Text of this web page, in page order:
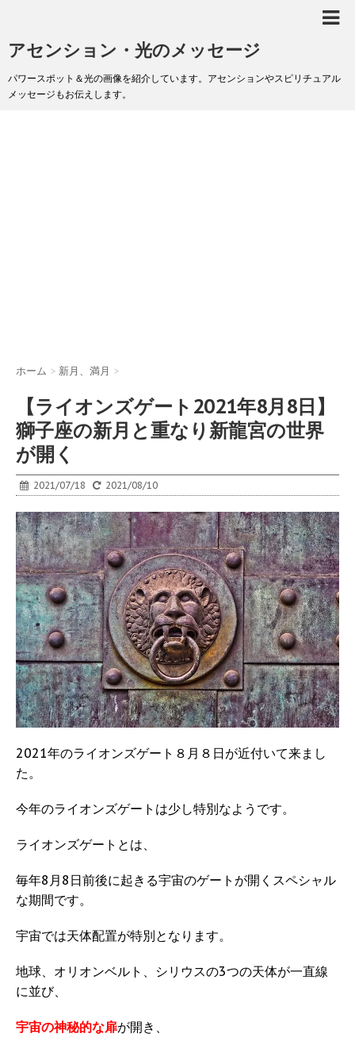
アセンション・光のメッセージ
パワースポット＆光の画像を紹介しています。アセンションやスピリチュアル
メッセージもお伝えします。
ホーム > 新月、満月 >
【ライオンズゲート2021年8月8日】
獅子座の新月と重なり新龍宮の世界
が開く
2021/07/18 2021/08/10
2021年のライオンズゲート８月８日が近付いて来まし
た。
今年のライオンズゲートは少し特別なようです。
ライオンズゲートとは、
毎年8月8日前後に起きる宇宙のゲートが開くスペシャル
な期間です。
宇宙では天体配置が特別となります。
地球、オリオンベルト、シリウスの3つの天体が一直線
に並び、
宇宙の神秘的な扉が開き、